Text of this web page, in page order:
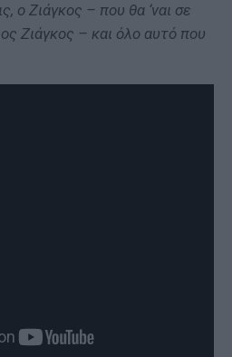
ο Ζιάγκος – που θα ‘ναι σε
Ζιάγκος – και όλο αυτό που